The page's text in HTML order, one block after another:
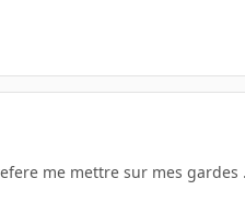
me mettre sur mes gardes